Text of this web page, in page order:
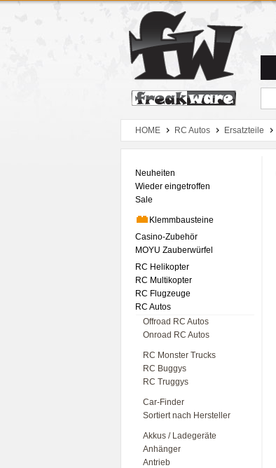
Zum Hauptmenue
Zum Seiteninhalt
Zum Warenkob
HOME RC Autos Ersatzteile
Neuheiten
Wieder eingetroffen
Sale
Klemmbausteine
Casino-Zubehör
MOYU Zauberwürfel
RC Helikopter
RC Multikopter
RC Flugzeuge
RC Autos
Offroad RC Autos
Onroad RC Autos
RC Monster Trucks
RC Buggys
RC Truggys
Car-Finder
Sortiert nach Hersteller
Akkus / Ladegeräte
Anhänger
Antrieb